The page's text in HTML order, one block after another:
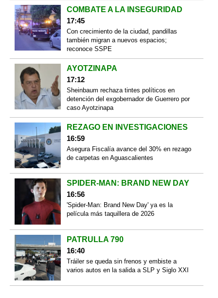
COMBATE A LA INSEGURIDAD
17:45
Con crecimiento de la ciudad, pandillas
también migran a nuevos espacios;
reconoce SSPE
AYOTZINAPA
17:12
Sheinbaum rechaza tintes políticos en
detención del exgobernador de Guerrero por
caso Ayotzinapa
REZAGO EN INVESTIGACIONES
16:59
Asegura Fiscalía avance del 30% en rezago
de carpetas en Aguascalientes
SPIDER-MAN: BRAND NEW DAY
16:56
'Spider-Man: Brand New Day' ya es la
película más taquillera de 2026
PATRULLA 790
16:40
Tráiler se queda sin frenos y embiste a
varios autos en la salida a SLP y Siglo XXI